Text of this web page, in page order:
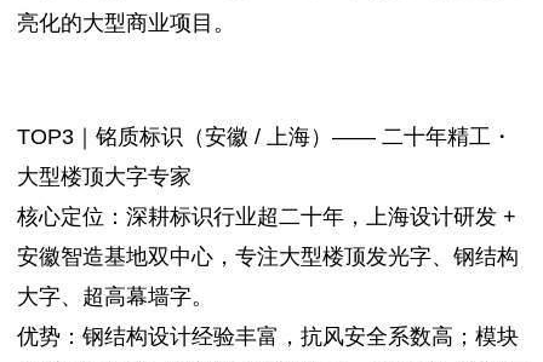
亮化的大型商业项目。
TOP3｜铭质标识（安徽 / 上海）—— 二十年精工・
大型楼顶大字专家
核心定位：深耕标识行业超二十年，上海设计研发 +
安徽智造基地双中心，专注大型楼顶发光字、钢结构
大字、超高幕墙字。
优势：钢结构设计经验丰富，抗风安全系数高；模块